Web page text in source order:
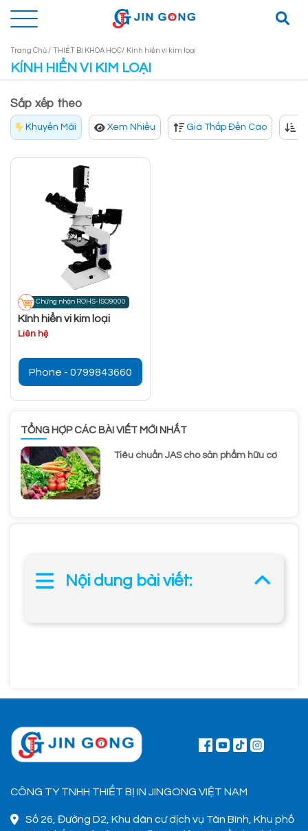
Trang Chủ / THIẾT BỊ KHOA HỌC/ Kính hiển vi kim loại
KÍNH HIỂN VI KIM LOẠI
Sắp xếp theo
Khuyến Mãi Xem Nhiều Giá Thấp Đến Cao
Chứng nhận ROHS-ISO9000
Kính hiển vi kim loại
Liên hệ
Phone - 0799843660
Nội dung bài viết:
TỔNG HỢP CÁC BÀI VIẾT MỚI NHẤT
Tiêu chuẩn JAS cho sản phẩm hữu cơ
CÔNG TY TNHH THIẾT BỊ IN JINGONG VIỆT NAM
Số 26, Đường D2, Khu dân cư dịch vụ Tân Bình, Khu phố